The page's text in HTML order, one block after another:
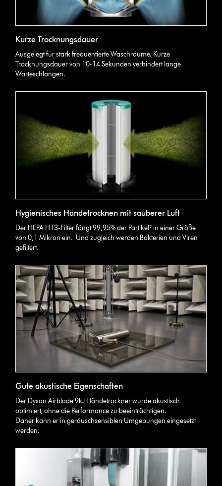
Kurze Trocknungsdauer
Ausgelegt für stark frequentierte Waschräume. Kurze
Trocknungsdauer von 10-14 Sekunden verhindert lange
Warteschlangen.
Hygienisches Händetrocknen mit sauberer Luft
Der HEPA H13-Filter fängt 99,95% der Partikel² in einer Größe
von 0,1 Mikron ein. Und zugleich werden Bakterien und Viren
gefiltert.
Gute akustische Eigenschaften
Der Dyson Airblade 9kJ Händetrockner wurde akustisch
optimiert, ohne die Performance zu beeinträchtigen.
Daher kann er in geräuschsensiblen Umgebungen eingesetzt
werden.